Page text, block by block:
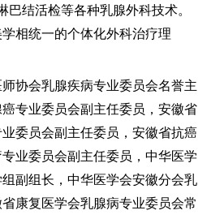
巴结活检等各种乳腺外科技术。
相统一的个体化外科治疗理
协会乳腺疾病专业委员会名誉主
专业委员会副主任委员，安徽省
委员会副主任委员，安徽省抗癌
业委员会副主任委员，中华医学
副组长，中华医学会安徽分会乳
康复医学会乳腺病专业委员会常